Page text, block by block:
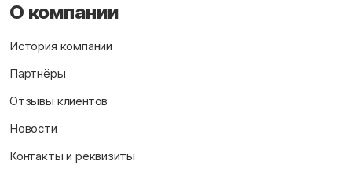
О компании
История компании
Партнёры
Отзывы клиентов
Новости
Контакты и реквизиты